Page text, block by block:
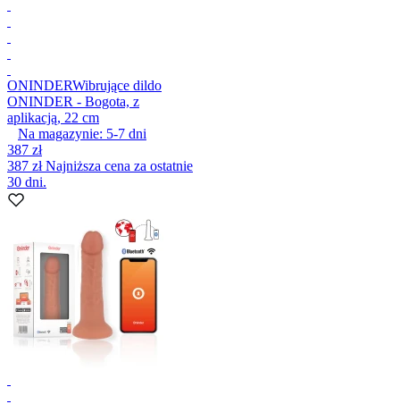
ONINDERWibrujące dildo
ONINDER - Bogota, z
aplikacją, 22 cm
Na magazynie: 5-7 dni
387 zł
387 złNajniższa cena za ostatnie
30 dni.